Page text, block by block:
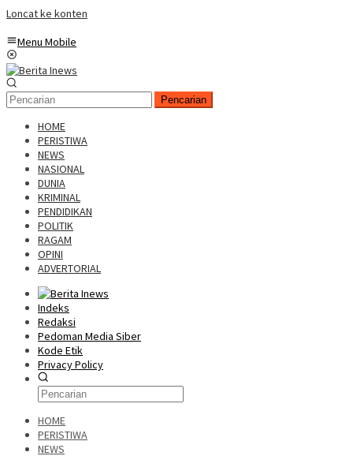
Loncat ke konten
Menu Mobile
Pencarian
HOME
PERISTIWA
NEWS
NASIONAL
DUNIA
KRIMINAL
PENDIDIKAN
POLITIK
RAGAM
OPINI
ADVERTORIAL
Indeks
Redaksi
Pedoman Media Siber
Kode Etik
Privacy Policy
HOME
PERISTIWA
NEWS